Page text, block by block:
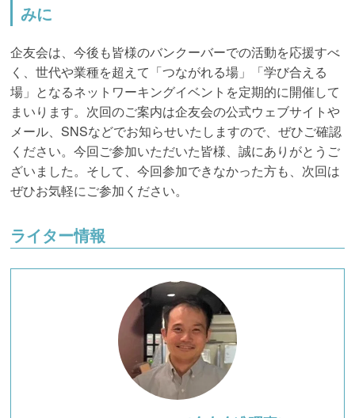
みに
企友会は、今後も皆様のバンクーバーでの活動を応援すべ
く、世代や業種を超えて「つながれる場」「学び合える
場」となるネットワーキングイベントを定期的に開催して
まいります。次回のご案内は企友会の公式ウェブサイトや
メール、SNSなどでお知らせいたしますので、ぜひご確認
ください。今回ご参加いただいた皆様、誠にありがとうご
ざいました。そして、今回参加できなかった方も、次回は
ぜひお気軽にご参加ください。
ライター情報